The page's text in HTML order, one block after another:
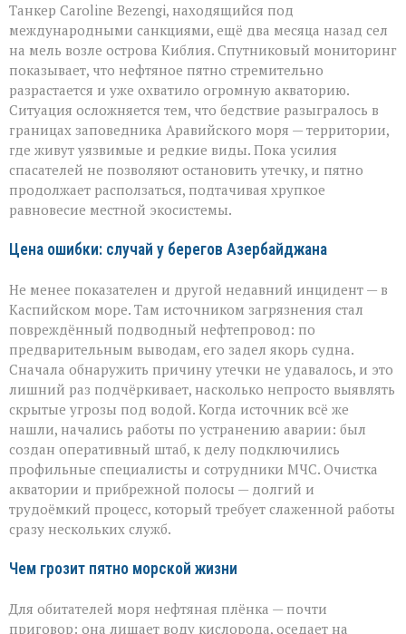
Танкер Caroline Bezengi, находящийся под
международными санкциями, ещё два месяца назад сел
на мель возле острова Киблия. Спутниковый мониторинг
показывает, что нефтяное пятно стремительно
разрастается и уже охватило огромную акваторию.
Ситуация осложняется тем, что бедствие разыгралось в
границах заповедника Аравийского моря — территории,
где живут уязвимые и редкие виды. Пока усилия
спасателей не позволяют остановить утечку, и пятно
продолжает расползаться, подтачивая хрупкое
равновесие местной экосистемы.
Цена ошибки: случай у берегов Азербайджана
Не менее показателен и другой недавний инцидент — в
Каспийском море. Там источником загрязнения стал
повреждённый подводный нефтепровод: по
предварительным выводам, его задел якорь судна.
Сначала обнаружить причину утечки не удавалось, и это
лишний раз подчёркивает, насколько непросто выявлять
скрытые угрозы под водой. Когда источник всё же
нашли, начались работы по устранению аварии: был
создан оперативный штаб, к делу подключились
профильные специалисты и сотрудники МЧС. Очистка
акватории и прибрежной полосы — долгий и
трудоёмкий процесс, который требует слаженной работы
сразу нескольких служб.
Чем грозит пятно морской жизни
Для обитателей моря нефтяная плёнка — почти
приговор: она лишает воду кислорода, оседает на